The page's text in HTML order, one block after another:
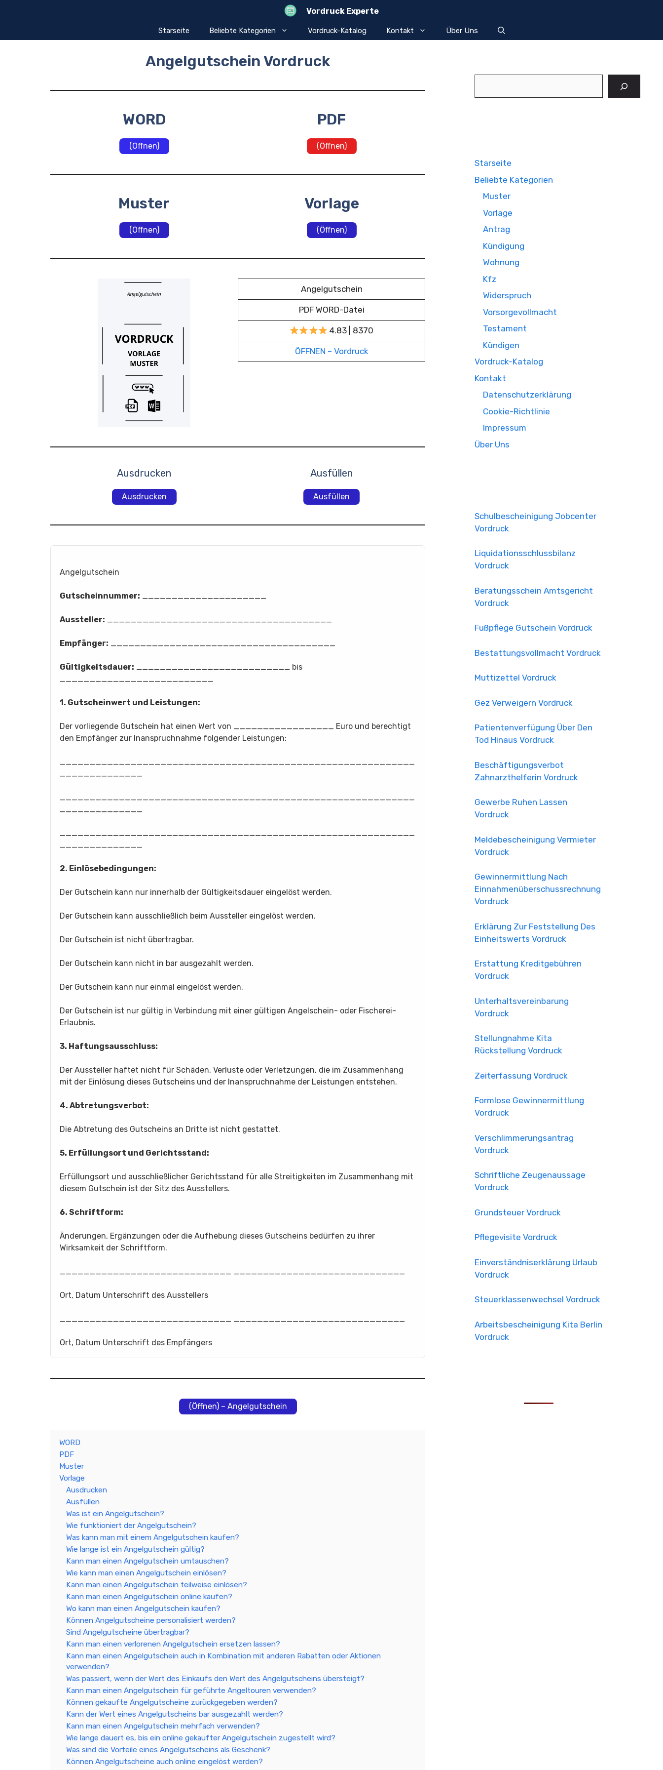
Vordruck Experte
Starseite Beliebte Kategorien Vordruck-Katalog Kontakt Über Uns
Angelgutschein Vordruck
WORD
(Öffnen)
PDF
(Öffnen)
Muster
(Öffnen)
Vorlage
(Öffnen)
Angelgutschein
PDF WORD-Datei
4.83 | 8370
ÖFFNEN – Vordruck
Ausdrucken
Ausdrucken
Ausfüllen
Ausfüllen
Angelgutschein
Gutscheinnummer: _____________________
Aussteller: ______________________________________
Empfänger: ______________________________________
Gültigkeitsdauer: __________________________ bis
__________________________
1. Gutscheinwert und Leistungen:
Der vorliegende Gutschein hat einen Wert von _________________ Euro und berechtigt
den Empfänger zur Inanspruchnahme folgender Leistungen:
____________________________________________________________
______________
____________________________________________________________
______________
____________________________________________________________
______________
2. Einlösebedingungen:
Der Gutschein kann nur innerhalb der Gültigkeitsdauer eingelöst werden.
Der Gutschein kann ausschließlich beim Aussteller eingelöst werden.
Der Gutschein ist nicht übertragbar.
Der Gutschein kann nicht in bar ausgezahlt werden.
Der Gutschein kann nur einmal eingelöst werden.
Der Gutschein ist nur gültig in Verbindung mit einer gültigen Angelschein- oder Fischerei-
Erlaubnis.
3. Haftungsausschluss:
Der Aussteller haftet nicht für Schäden, Verluste oder Verletzungen, die im Zusammenhang
mit der Einlösung dieses Gutscheins und der Inanspruchnahme der Leistungen entstehen.
4. Abtretungsverbot:
Die Abtretung des Gutscheins an Dritte ist nicht gestattet.
5. Erfüllungsort und Gerichtsstand:
Erfüllungsort und ausschließlicher Gerichtsstand für alle Streitigkeiten im Zusammenhang mit
diesem Gutschein ist der Sitz des Ausstellers.
6. Schriftform:
Änderungen, Ergänzungen oder die Aufhebung dieses Gutscheins bedürfen zu ihrer
Wirksamkeit der Schriftform.
_____________________________ _____________________________
Ort, Datum Unterschrift des Ausstellers
_____________________________ _____________________________
Ort, Datum Unterschrift des Empfängers
(Öffnen) – Angelgutschein
WORD
PDF
Muster
Vorlage
Ausdrucken
Ausfüllen
Was ist ein Angelgutschein?
Wie funktioniert der Angelgutschein?
Was kann man mit einem Angelgutschein kaufen?
Wie lange ist ein Angelgutschein gültig?
Kann man einen Angelgutschein umtauschen?
Wie kann man einen Angelgutschein einlösen?
Kann man einen Angelgutschein teilweise einlösen?
Kann man einen Angelgutschein online kaufen?
Wo kann man einen Angelgutschein kaufen?
Können Angelgutscheine personalisiert werden?
Sind Angelgutscheine übertragbar?
Kann man einen verlorenen Angelgutschein ersetzen lassen?
Kann man einen Angelgutschein auch in Kombination mit anderen Rabatten oder Aktionen
verwenden?
Was passiert, wenn der Wert des Einkaufs den Wert des Angelgutscheins übersteigt?
Kann man einen Angelgutschein für geführte Angeltouren verwenden?
Können gekaufte Angelgutscheine zurückgegeben werden?
Kann der Wert eines Angelgutscheins bar ausgezahlt werden?
Kann man einen Angelgutschein mehrfach verwenden?
Wie lange dauert es, bis ein online gekaufter Angelgutschein zugestellt wird?
Was sind die Vorteile eines Angelgutscheins als Geschenk?
Können Angelgutscheine auch online eingelöst werden?
Starseite
Beliebte Kategorien
Muster
Vorlage
Antrag
Kündigung
Wohnung
Kfz
Widerspruch
Vorsorgevollmacht
Testament
Kündigen
Vordruck-Katalog
Kontakt
Datenschutzerklärung
Cookie-Richtlinie
Impressum
Über Uns
Schulbescheinigung Jobcenter
Vordruck
Liquidationsschlussbilanz
Vordruck
Beratungsschein Amtsgericht
Vordruck
Fußpflege Gutschein Vordruck
Bestattungsvollmacht Vordruck
Muttizettel Vordruck
Gez Verweigern Vordruck
Patientenverfügung Über Den
Tod Hinaus Vordruck
Beschäftigungsverbot
Zahnarzthelferin Vordruck
Gewerbe Ruhen Lassen
Vordruck
Meldebescheinigung Vermieter
Vordruck
Gewinnermittlung Nach
Einnahmenüberschussrechnung
Vordruck
Erklärung Zur Feststellung Des
Einheitswerts Vordruck
Erstattung Kreditgebühren
Vordruck
Unterhaltsvereinbarung
Vordruck
Stellungnahme Kita
Rückstellung Vordruck
Zeiterfassung Vordruck
Formlose Gewinnermittlung
Vordruck
Verschlimmerungsantrag
Vordruck
Schriftliche Zeugenaussage
Vordruck
Grundsteuer Vordruck
Pflegevisite Vordruck
Einverständniserklärung Urlaub
Vordruck
Steuerklassenwechsel Vordruck
Arbeitsbescheinigung Kita Berlin
Vordruck